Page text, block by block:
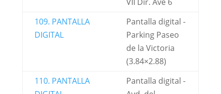
109. PANTALLA
DIGITAL
Pantalla digital -
Parking Paseo
de la Victoria
(3.84×2.88)
110. PANTALLA
Pantalla digital -